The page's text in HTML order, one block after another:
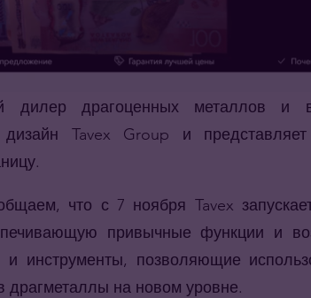
дилер драгоценных металлов и
дизайн Tavex Group и
что с 7 ноября Tavex
привычные функции и
инструменты, позволяющие
драгметаллы на новом уровне.